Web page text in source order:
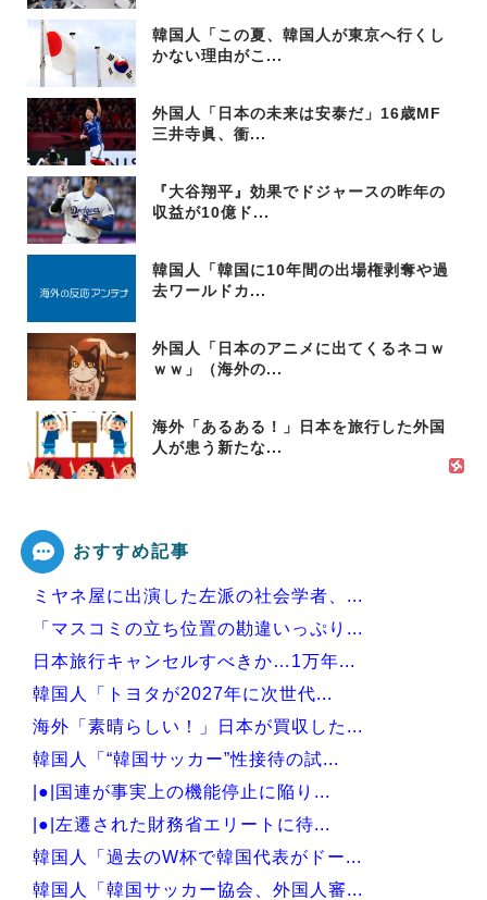
韓国人「この夏、韓国人が東京へ行くし
かない理由がこ...
外国人「日本の未来は安泰だ」16歳MF
三井寺眞、衝...
『大谷翔平』効果でドジャースの昨年の
収益が10億ド...
韓国人「韓国に10年間の出場権剥奪や過
去ワールドカ...
外国人「日本のアニメに出てくるネコｗ
ｗｗ」（海外の...
海外「あるある！」日本を旅行した外国
人が患う新たな...
おすすめ記事
ミヤネ屋に出演した左派の社会学者、...
「マスコミの立ち位置の勘違いっぷり...
日本旅行キャンセルすべきか…1万年...
韓国人「トヨタが2027年に次世代...
海外「素晴らしい！」日本が買収した...
韓国人「“韓国サッカー”性接待の試...
|●|国連が事実上の機能停止に陥り...
|●|左遷された財務省エリートに待...
韓国人「過去のW杯で韓国代表がドー...
韓国人「韓国サッカー協会、外国人審...